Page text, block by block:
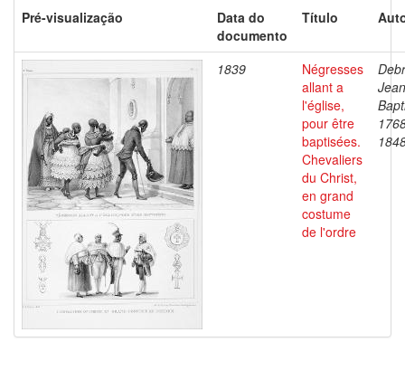
Pré-visualização
Data do
documento
Título
1839
Négresses
allant a
l'église,
pour être
baptisées.
Chevaliers
du Christ,
en grand
costume
de l'ordre
Jean